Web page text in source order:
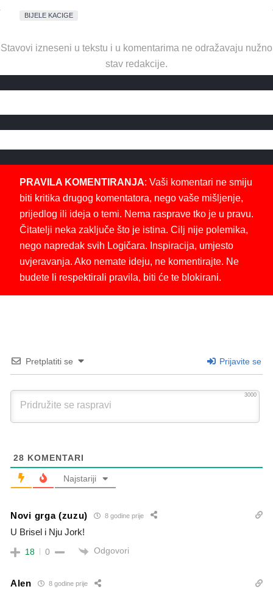
BIJELE KACIGE
Stavovi izneseni u tekstu i u komentarima ne odražavaju nužno
stav redakcije.
PRAVILA KOMENTIRANJA: Vaši komentari ne smiju
biti kritika drugog komentatora, nego vaše mišljenje,
prijedlog ili ideja o temi. Nema rasprave tko je u pravu.
Čitatelji neka zaključe što je istina. Cilj nije polemika,
nego napredak svih Logičara. Inspiracija, umjesto
uvjeravanja. Ako nemate ideju, ne komentirajte. Ne
budete li respektirali pravila, biti će te blokirani.
Pretplatiti se Prijavite se
3000
28 KOMENTARI
Najstariji
Novi grga (zuzu) 8 godine prije
U Brisel i Nju Jork!
18 0 Odgovori
Alen 8 godine prije